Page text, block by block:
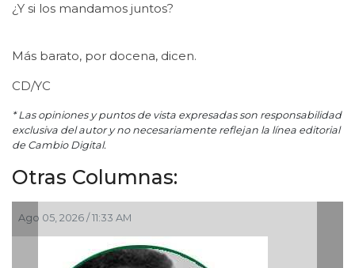
¿Y si los mandamos juntos?
Más barato, por docena, dicen.
CD/YC
* Las opiniones y puntos de vista expresadas son responsabilidad
exclusiva del autor y no necesariamente reflejan la línea editorial
de Cambio Digital.
Otras Columnas:
Ago 05, 2026 / 11:33 AM